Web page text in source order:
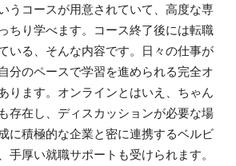
うコースが用意されていて、高度な専
ちり学べます。コース終了後には転職
いる、そんな内容です。日々の仕事が
分のペースで学習を進められる完全オ
ります。オンラインとはいえ、ちゃん
存在し、ディスカッションが必要な場
に積極的な企業と密に連携するベルビ
手厚い就職サポートも受けられます。